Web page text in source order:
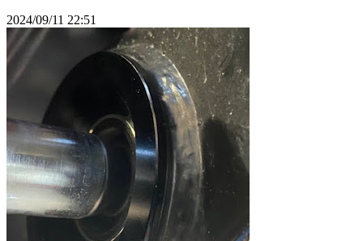
2024/09/11 22:51